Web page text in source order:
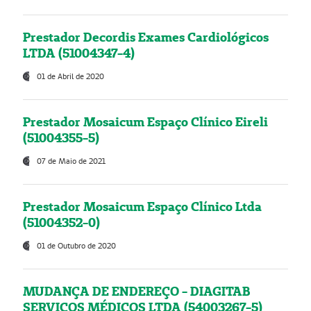
Prestador Decordis Exames Cardiológicos
LTDA (51004347-4)
01 de Abril de 2020
Prestador Mosaicum Espaço Clínico Eireli
(51004355-5)
07 de Maio de 2021
Prestador Mosaicum Espaço Clínico Ltda
(51004352-0)
01 de Outubro de 2020
MUDANÇA DE ENDEREÇO - DIAGITAB
SERVIÇOS MÉDICOS LTDA (54003267-5)